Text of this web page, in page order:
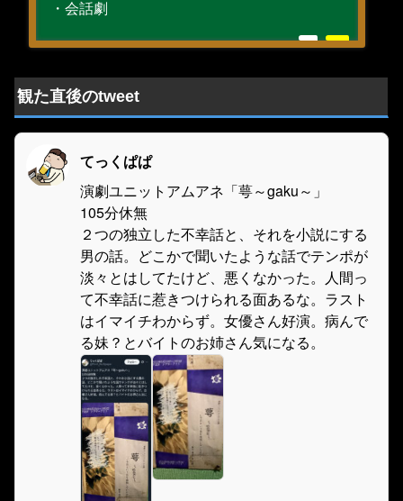
・会話劇
観た直後のtweet
てっくぱぱ
演劇ユニットアムアネ「萼～gaku～」
105分休無
２つの独立した不幸話と、それを小説にする
男の話。どこかで聞いたような話でテンポが
淡々とはしてたけど、悪くなかった。人間っ
て不幸話に惹きつけられる面あるな。ラスト
はイマイチわからず。女優さん好演。病んで
る妹？とバイトのお姉さん気になる。